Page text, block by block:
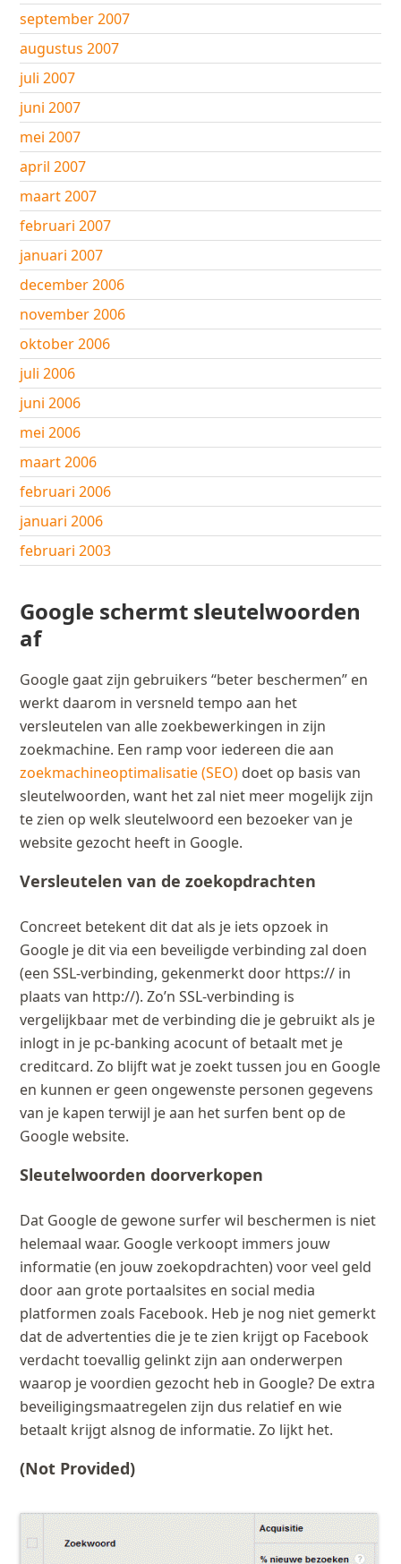
september 2007
augustus 2007
juli 2007
juni 2007
mei 2007
april 2007
maart 2007
februari 2007
januari 2007
december 2006
november 2006
oktober 2006
juli 2006
juni 2006
mei 2006
maart 2006
februari 2006
januari 2006
februari 2003
Google schermt sleutelwoorden
af
Google gaat zijn gebruikers “beter beschermen” en
werkt daarom in versneld tempo aan het
versleutelen van alle zoekbewerkingen in zijn
zoekmachine. Een ramp voor iedereen die aan
zoekmachineoptimalisatie (SEO) doet op basis van
sleutelwoorden, want het zal niet meer mogelijk zijn
te zien op welk sleutelwoord een bezoeker van je
website gezocht heeft in Google.
Versleutelen van de zoekopdrachten
Concreet betekent dit dat als je iets opzoek in
Google je dit via een beveiligde verbinding zal doen
(een SSL-verbinding, gekenmerkt door https:// in
plaats van http://). Zo’n SSL-verbinding is
vergelijkbaar met de verbinding die je gebruikt als je
inlogt in je pc-banking acocunt of betaalt met je
creditcard. Zo blijft wat je zoekt tussen jou en Google
en kunnen er geen ongewenste personen gegevens
van je kapen terwijl je aan het surfen bent op de
Google website.
Sleutelwoorden doorverkopen
Dat Google de gewone surfer wil beschermen is niet
helemaal waar. Google verkoopt immers jouw
informatie (en jouw zoekopdrachten) voor veel geld
door aan grote portaalsites en social media
platformen zoals Facebook. Heb je nog niet gemerkt
dat de advertenties die je te zien krijgt op Facebook
verdacht toevallig gelinkt zijn aan onderwerpen
waarop je voordien gezocht heb in Google? De extra
beveiligingsmaatregelen zijn dus relatief en wie
betaalt krijgt alsnog de informatie. Zo lijkt het.
(Not Provided)